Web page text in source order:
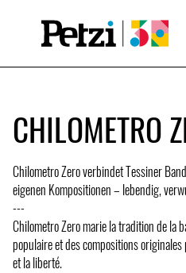
CHILOMETRO
Chilometro Zero verbindet Tessiner
eigenen Kompositionen – lebendig,
---
Chilometro Zero marie la tradition de la
populaire et des compositions
et la liberté.